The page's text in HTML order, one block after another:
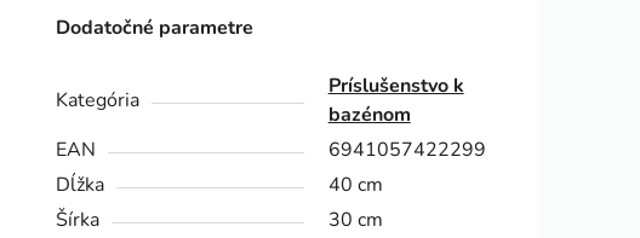
Dodatočné parametre
Kategória
Príslušenstvo k
bazénom
EAN
6941057422299
Dĺžka
40 cm
Šírka
30 cm